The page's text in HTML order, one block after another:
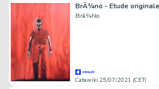
Brã¼No
Catawiki 25/07/2021 (CET)